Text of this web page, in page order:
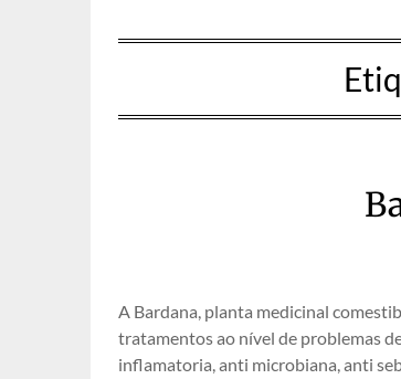
A Bardana, planta medicinal
tratamentos ao nível de problemas
inflamatoria, anti microbiana, anti